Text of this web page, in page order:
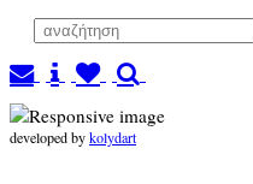
developed bykolydart